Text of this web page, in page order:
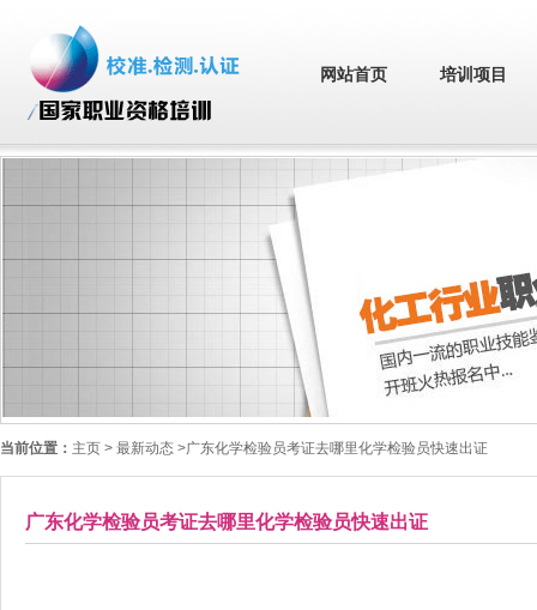
网站首页 培训项目
当前位置： 主页 > 最新动态 >广东化学检验员考证去哪里化学检验员快速出证
广东化学检验员考证去哪里化学检验员快速出证